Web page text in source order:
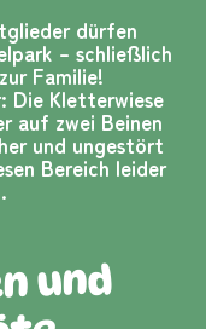
dürfen
– schließlich
Familie!
Die Kletterwiese
auf zwei Beinen
und ungestört
Bereich leider
und